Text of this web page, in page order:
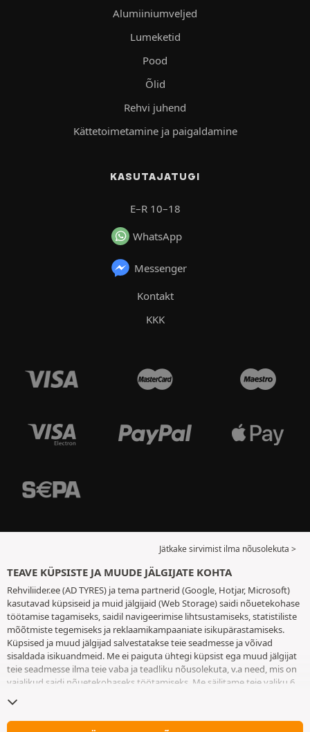
Alumiiniumveljed
Lumeketid
Pood
Õlid
Rehvi juhend
Kättetoimetamine ja paigaldamine
KASUTAJATUGI
E–R 10–18
WhatsApp
Messenger
Kontakt
KKK
Jätkake sirvimist ilma nõusolekuta >
TEAVE KÜPSISTE JA MUUDE JÄLGIJATE KOHTA
Rehviliider.ee (AD TYRES) ja tema partnerid (Google, Hotjar, Microsoft)
kasutavad küpsiseid ja muid jälgijaid (Web Storage) saidi nõuetekohase
töötamise tagamiseks, saidil navigeerimise lihtsustamiseks, statistiliste
mõõtmiste tegemiseks ja reklaamikampaaniate isikupärastamiseks.
Küpsised ja muud jälgijad salvestatakse teie seadmesse ja võivad
sisaldada isikuandmeid. Me ei paiguta ühtegi küpsist ega muud jälgijat
teie seadmesse ilma teie vaba ja teadliku nõusolekuta, v.a need, mis on
vajalikud saidi nõuetekohaseks töötamiseks. Me säilitame teie valiku 6
muude jälgijate lehele
nõusolekut küpsiste ja muude jälgijate teie seadmesse paigutamiseks.